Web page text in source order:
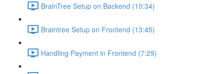
BrainTree Setup on Backend (10:34)
Braintree Setup on Frontend (13:45)
Handling Payment in Frontend (7:29)